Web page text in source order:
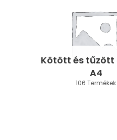
Kötött és tűzött
A4
106 Termékek